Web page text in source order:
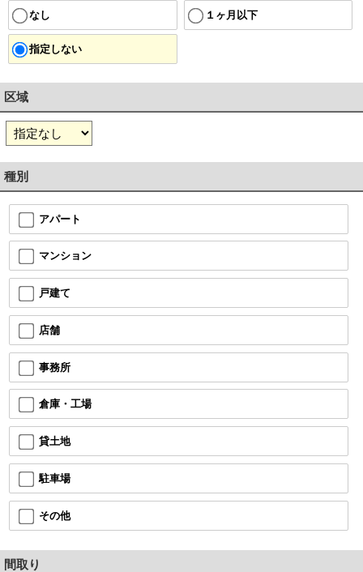
なし １ヶ月以下
指定しない
区域
種別
アパート
マンション
戸建て
店舗
事務所
倉庫・工場
貸土地
駐車場
その他
間取り